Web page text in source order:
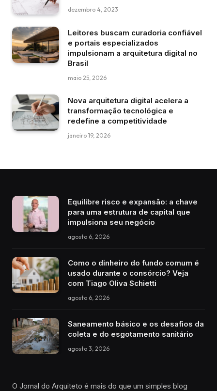
dezembro 4, 2023
Leitores buscam curadoria confiável
e portais especializados
impulsionam a arquitetura digital no
Brasil
maio 25, 2026
Nova arquitetura digital acelera a
transformação tecnológica e
redefine a competitividade
janeiro 19, 2026
Equilibre risco e expansão: a chave
para uma estrutura de capital que
impulsiona seu negócio
agosto 6, 2026
Como o dinheiro do fundo comum é
usado durante o consórcio? Veja
com Tiago Oliva Schietti
agosto 6, 2026
Saneamento básico e os desafios da
coleta e do esgotamento sanitário
agosto 3, 2026
O Jornal do Arquiteto é mais do que um simples blog